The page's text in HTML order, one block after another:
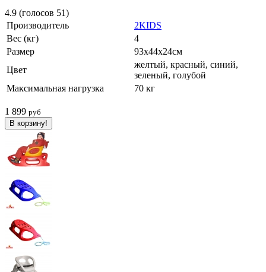
4.9 (голосов 51)
Производитель
2KIDS
Вес (кг)
4
Размер
93х44х24см
Цвет
желтый, красный, синий,
зеленый, голубой
Максимальная нагрузка
70 кг
1 899 руб